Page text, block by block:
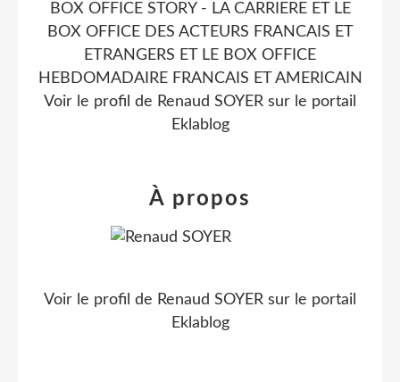
BOX OFFICE STORY - LA CARRIERE ET LE
BOX OFFICE DES ACTEURS FRANCAIS ET
ETRANGERS ET LE BOX OFFICE
HEBDOMADAIRE FRANCAIS ET AMERICAIN
Voir le profil de Renaud SOYER sur le portail
Eklablog
À propos
Voir le profil de Renaud SOYER sur le portail
Eklablog